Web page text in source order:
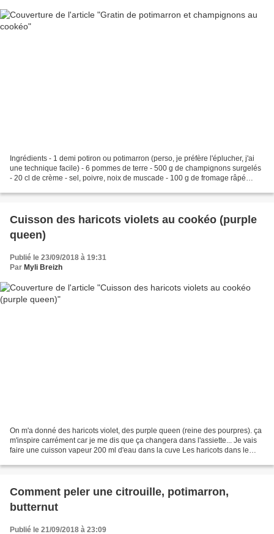
Ingrédients - 1 demi potiron ou potimarron (perso, je préfère l'éplucher, j'ai
une technique facile) - 6 pommes de terre - 500 g de champignons surgelés
- 20 cl de crème - sel, poivre, noix de muscade - 100 g de fromage râpé
Cuisson des haricots violets au cookéo (purple
queen)
Publié le 23/09/2018 à 19:31
Par Myli Breizh
On m'a donné des haricots violet, des purple queen (reine des pourpres). ça
m'inspire carrément car je me dis que ça changera dans l'assiette... Je vais
faire une cuisson vapeur 200 ml d'eau dans la cuve Les haricots dans le
Comment peler une citrouille, potimarron,
butternut
Publié le 21/09/2018 à 23:09